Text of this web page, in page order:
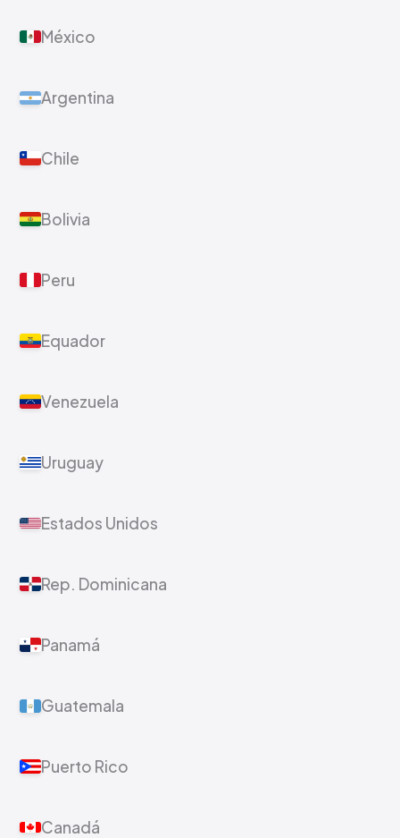
México
Argentina
Chile
Bolivia
Peru
Equador
Venezuela
Uruguay
Estados Unidos
Rep. Dominicana
Panamá
Guatemala
Puerto Rico
Canadá